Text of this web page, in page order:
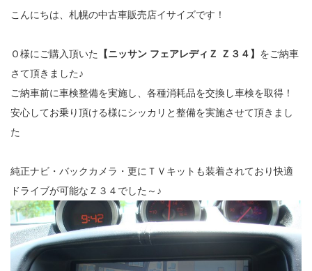
こんにちは、札幌の中古車販売店イサイズです！
Ｏ様にご購入頂いた 【ニッサン フェアレディＺ Ｚ３４】 をご納車
さて頂きました♪
ご納車前に車検整備を実施し、各種消耗品を交換し車検を取得！
安心してお乗り頂ける様にシッカリと整備を実施させて頂きまし
た
純正ナビ・バックカメラ・更にＴＶキットも装着されており快適
ドライブが可能なＺ３４でした～♪